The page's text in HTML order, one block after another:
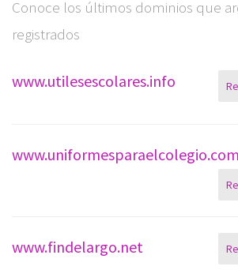
Conoce los últimos dominios que
registrados
www.utilesescolares.info
www.uniformesparaelcolegio.com
www.findelargo.net